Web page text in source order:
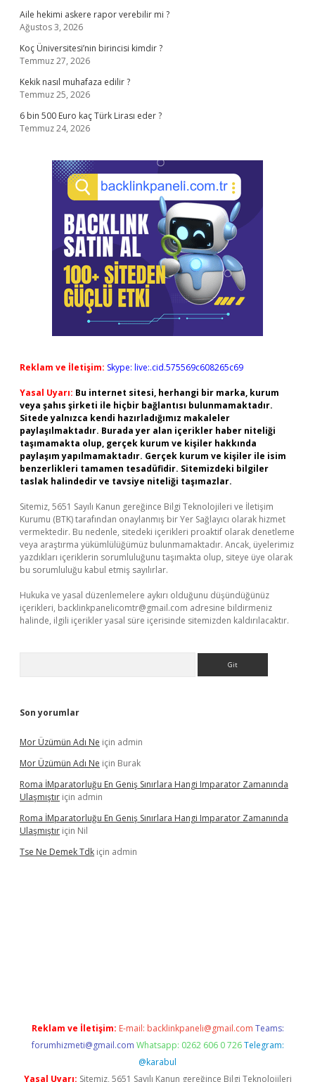
Aile hekimi askere rapor verebilir mi ?
Ağustos 3, 2026
Koç Üniversitesi’nin birincisi kimdir ?
Temmuz 27, 2026
Kekik nasıl muhafaza edilir ?
Temmuz 25, 2026
6 bin 500 Euro kaç Türk Lirası eder ?
Temmuz 24, 2026
Reklam ve İletişim: Skype: live:.cid.575569c608265c69
Yasal Uyarı: Bu internet sitesi, herhangi bir marka, kurum
veya şahıs şirketi ile hiçbir bağlantısı bulunmamaktadır.
Sitede yalnızca kendi hazırladığımız makaleler
paylaşılmaktadır. Burada yer alan içerikler haber niteliği
taşımamakta olup, gerçek kurum ve kişiler hakkında
paylaşım yapılmamaktadır. Gerçek kurum ve kişiler ile isim
benzerlikleri tamamen tesadüfidir. Sitemizdeki bilgiler
taslak halindedir ve tavsiye niteliği taşımazlar.
Sitemiz, 5651 Sayılı Kanun gereğince Bilgi Teknolojileri ve İletişim
Kurumu (BTK) tarafından onaylanmış bir Yer Sağlayıcı olarak hizmet
vermektedir. Bu nedenle, sitedeki içerikleri proaktif olarak denetleme
veya araştırma yükümlülüğümüz bulunmamaktadır. Ancak, üyelerimiz
yazdıkları içeriklerin sorumluluğunu taşımakta olup, siteye üye olarak
bu sorumluluğu kabul etmiş sayılırlar.
Hukuka ve yasal düzenlemelere aykırı olduğunu düşündüğünüz
içerikleri, backlinkpanelicomtr@gmail.com adresine bildirmeniz
halinde, ilgili içerikler yasal süre içerisinde sitemizden kaldırılacaktır.
Son yorumlar
Mor Üzümün Adı Ne için admin
Mor Üzümün Adı Ne için Burak
Roma İMparatorluğu En Geniş Sınırlara Hangi Imparator Zamanında
Ulaşmıştır için admin
Roma İMparatorluğu En Geniş Sınırlara Hangi Imparator Zamanında
Ulaşmıştır için Nil
Tse Ne Demek Tdk için admin
Reklam ve İletişim: E-mail: backlinkpaneli@gmail.com Teams:
forumhizmeti@gmail.com Whatsapp: 0262 606 0 726 Telegram:
@karabul
Yasal Uyarı: Sitemiz, 5651 Sayılı Kanun gereğince Bilgi Teknolojileri